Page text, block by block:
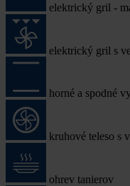
elektrický gril -
elektrický gril s
horné a spodné
kruhové teleso s
ohrev tanierov